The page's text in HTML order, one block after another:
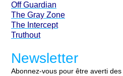
Off Guardian
The Gray Zone
The Intercept
Truthout
Newsletter
Abonnez-vous pour être averti